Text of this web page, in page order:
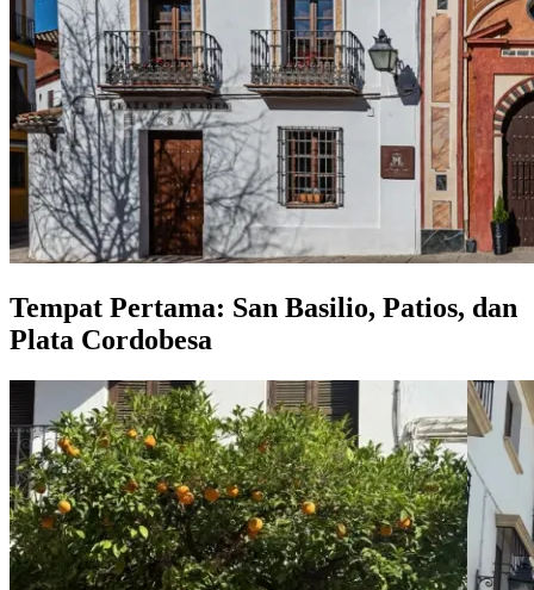
Tempat Pertama: San Basilio, Patios, dan
Plata Cordobesa